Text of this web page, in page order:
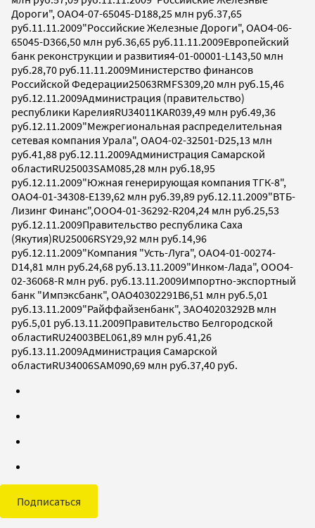
Дороги", ОАО4-07-65045-D188,25 млн руб.37,65
руб.11.11.2009"Российские Железные Дороги", ОАО4-06-
65045-D366,50 млн руб.36,65 руб.11.11.2009Европейский
банк реконструкции и развития4-01-00001-L143,50 млн
руб.28,70 руб.11.11.2009Министерство финансов
Российской Федерации25063RMFS309,20 млн руб.15,46
руб.12.11.2009Администрация (правительство)
республики КарелияRU34011KAR039,49 млн руб.49,36
руб.12.11.2009"Межрегиональная распределительная
сетевая компания Урала", ОАО4-02-32501-D25,13 млн
руб.41,88 руб.12.11.2009Администрация Самарской
областиRU25003SAM085,28 млн руб.18,95
руб.12.11.2009"Южная генерирующая компания ТГК-8",
ОАО4-01-34308-E139,62 млн руб.39,89 руб.12.11.2009"ВТБ-
Лизинг Финанс",ООО4-01-36292-R204,24 млн руб.25,53
руб.12.11.2009Правительство республика Саха
(Якутия)RU25006RSY29,92 млн руб.14,96
руб.12.11.2009"Компания "Усть-Луга", ОАО4-01-00274-
D14,81 млн руб.24,68 руб.13.11.2009"Инком-Лада", ООО4-
02-36068-R млн руб. руб.13.11.2009Импортно-экспортный
банк "Импэксбанк", ОАО40302291B6,51 млн руб.5,01
руб.13.11.2009"Райффайзенбанк", ЗАО40203292B млн
руб.5,01 руб.13.11.2009Правительство Белгородской
областиRU24003BEL061,89 млн руб.41,26
руб.13.11.2009Администрация Самарской
областиRU34006SAM090,69 млн руб.37,40 руб.
Подписаться